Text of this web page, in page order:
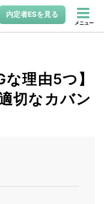
内定者ESを見る
メニュー
理由5つ】
切なカバン